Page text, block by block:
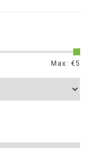
Max: €5